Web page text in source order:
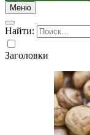
Меню
Найти:
Заголовки